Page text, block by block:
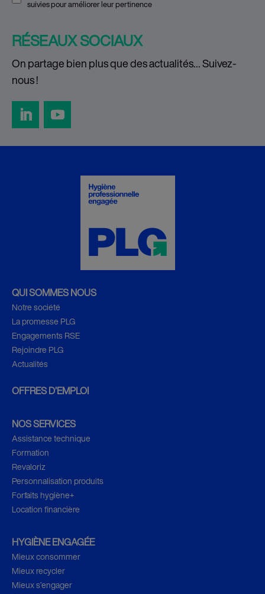
suivies pour améliorer leur pertinence
RÉSEAUX SOCIAUX
On partage bien plus que des actualités… Suivez-
nous !
QUI SOMMES NOUS
Notre société
La promesse PLG
Engagements RSE
Rejoindre PLG
Actualités
OFFRES D’EMPLOI
NOS SERVICES
Assistance technique
Formation
Revaloriz
Personnalisation produits
Forfaits hygiène+
Location financière
HYGIÈNE ENGAGÉE
Mieux consommer
Mieux recycler
Mieux s’engager